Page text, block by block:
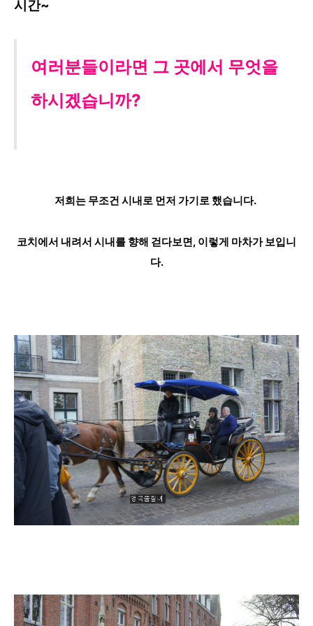
시간~
여러분들이라면 그 곳에서 무엇을
하시겠습니까?
저희는 무조건 시내로 먼저 가기로 했습니다.
코치에서 내려서 시내를 향해 걷다보면, 이렇게 마차가 보입니
다.